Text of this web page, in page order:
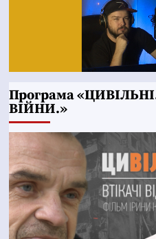
Програма
ВІЙНИ.»